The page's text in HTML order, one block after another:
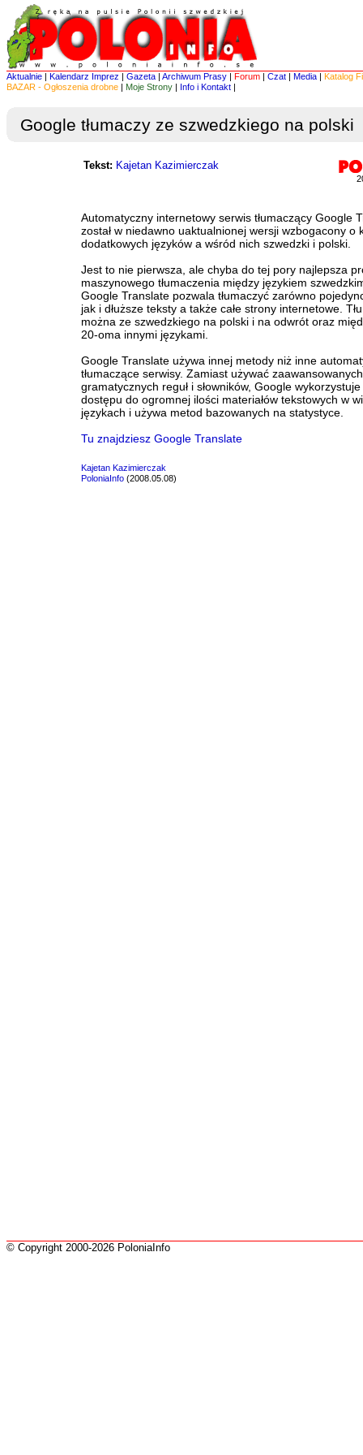
Aktualnie | Kalendarz Imprez | Gazeta | Archiwum Prasy | Forum | Czat | Media | Katalog
BAZAR - Ogłoszenia drobne | Moje Strony | Info i Kontakt |
Google tłumaczy ze szwedzkiego na polski
Tekst: Kajetan Kazimierczak
Automatyczny internetowy serwis tłumaczący Google
został w niedawno uaktualnionej wersji wzbogacony o
dodatkowych języków a wśród nich szwedzki i polski.
Jest to nie pierwsza, ale chyba do tej pory najlepsza
maszynowego tłumaczenia między językiem
Google Translate pozwala tłumaczyć zarówno
jak i dłuższe teksty a także całe strony internetowe.
można ze szwedzkiego na polski i na odwrót oraz
20-oma innymi językami.
Google Translate używa innej metody niż inne
tłumaczące serwisy. Zamiast używać zaawansowanych
gramatycznych reguł i słowników, Google
dostępu do ogromnej ilości materiałów tekstowych w
językach i używa metod bazowanych na statystyce.
Tu znajdziesz Google Translate
Kajetan Kazimierczak
PoloniaInfo (2008.05.08)
© Copyright 2000-2026 PoloniaInfo